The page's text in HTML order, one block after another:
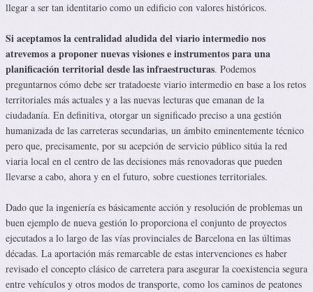
llegar a ser tan identitario como un edificio con valores históricos.
Si aceptamos la centralidad aludida del viario intermedio nos
atrevemos a proponer nuevas visiones e instrumentos para una
planificación territorial desde las infraestructuras. Podemos
preguntarnos cómo debe ser tratadoeste viario intermedio en base a los retos
territoriales más actuales y a las nuevas lecturas que emanan de la
ciudadanía. En definitiva, otorgar un significado preciso a una gestión
humanizada de las carreteras secundarias, un ámbito eminentemente técnico
pero que, precisamente, por su acepción de servicio público sitúa la red
viaria local en el centro de las decisiones más renovadoras que pueden
llevarse a cabo, ahora y en el futuro, sobre cuestiones territoriales.
Dado que la ingeniería es básicamente acción y resolución de problemas un
buen ejemplo de nueva gestión lo proporciona el conjunto de proyectos
ejecutados a lo largo de las vías provinciales de Barcelona en las últimas
décadas. La aportación más remarcable de estas intervenciones es haber
revisado el concepto clásico de carretera para asegurar la coexistencia segura
entre vehículos y otros modos de transporte, como los caminos de peatones